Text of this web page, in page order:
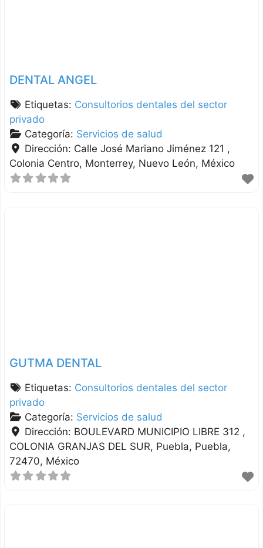
DENTAL ANGEL
Etiquetas: Consultorios dentales del sector
privado
Categoría: Servicios de salud
Dirección: Calle José Mariano Jiménez 121 ,
Colonia Centro Monterrey Nuevo León México
GUTMA DENTAL
Etiquetas: Consultorios dentales del sector
privado
Categoría: Servicios de salud
Dirección: BOULEVARD MUNICIPIO LIBRE 312 ,
COLONIA GRANJAS DEL SUR Puebla Puebla
72470 México